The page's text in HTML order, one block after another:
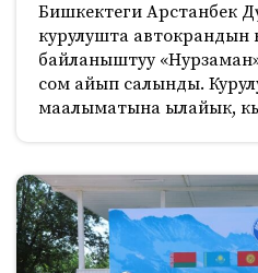
Бишкектеги Арстанбек
курулушта автокрандын
байланыштуу
сом айып салынды.
маалыматына ылайык,